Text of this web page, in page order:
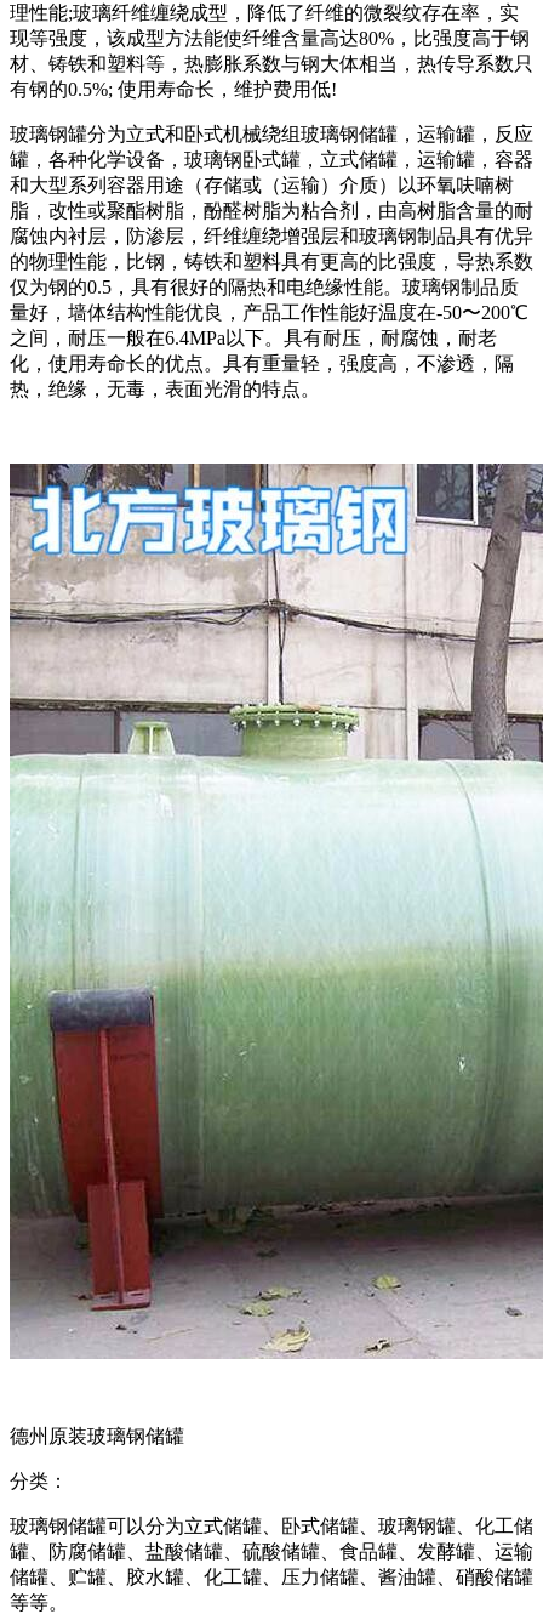
理性能;玻璃纤维缠绕成型，降低了纤维的微裂纹存在率，实
现等强度，该成型方法能使纤维含量高达80%，比强度高于钢
材、铸铁和塑料等，热膨胀系数与钢大体相当，热传导系数只
有钢的0.5%; 使用寿命长，维护费用低!
玻璃钢罐分为立式和卧式机械绕组玻璃钢储罐，运输罐，反应
罐，各种化学设备，玻璃钢卧式罐，立式储罐，运输罐，容器
和大型系列容器用途（存储或（运输）介质）以环氧呋喃树
脂，改性或聚酯树脂，酚醛树脂为粘合剂，由高树脂含量的耐
腐蚀内衬层，防渗层，纤维缠绕增强层和玻璃钢制品具有优异
的物理性能，比钢，铸铁和塑料具有更高的比强度，导热系数
仅为钢的0.5，具有很好的隔热和电绝缘性能。玻璃钢制品质
量好，墙体结构性能优良，产品工作性能好温度在-50〜200℃
之间，耐压一般在6.4MPa以下。具有耐压，耐腐蚀，耐老
化，使用寿命长的优点。具有重量轻，强度高，不渗透，隔
热，绝缘，无毒，表面光滑的特点。
德州原装玻璃钢储罐
分类：
玻璃钢储罐可以分为立式储罐、卧式储罐、玻璃钢罐、化工储
罐、防腐储罐、盐酸储罐、硫酸储罐、食品罐、发酵罐、运输
储罐、贮罐、胶水罐、化工罐、压力储罐、酱油罐、硝酸储罐
等等。